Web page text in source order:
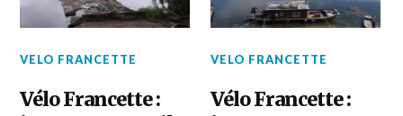
VELO FRANCETTE
Vélo Francette :
VELO FRANCETTE
Vélo Francette :